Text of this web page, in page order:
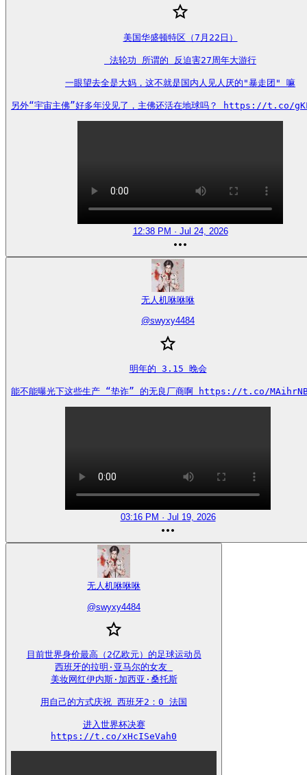
美国华盛顿特区（7月22日）
法轮功 所谓的 反迫害27周年大游行
一眼望去全是大妈，这不就是国内人见人厌的"暴走团" 嘛
另外“宇宙主佛”好多年没见了，主佛还活在地球吗？ https://t.co/
12:38 PM · Jul 24, 2026
无人机咻咻咻
@swyxy4484
明年的 3.15 晚会
能不能曝光下这些生产 “垫诈” 的无良厂商啊 https://t.co/
03:16 PM · Jul 19, 2026
无人机咻咻咻
@swyxy4484
目前世界身价最高（2亿欧元）的足球运动员
西班牙的拉明·亚马尔的女友
美妆网红伊内斯·加西亚·桑托斯
用自己的方式庆祝 西班牙2：0 法国
进入世界杯决赛
https://t.co/xHcISeVah0